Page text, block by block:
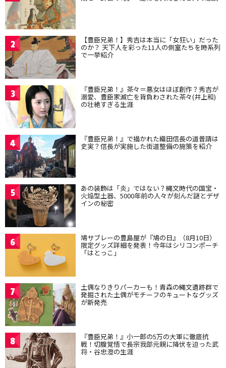
2 【豊臣兄弟！】秀吉は本当に「女狂い」だった
のか？ 天下人を彩った11人の側室たちを時系列
で一挙紹介
3 『豊臣兄弟！』茶々＝悪女はほぼ創作？秀吉が
溺愛、豊臣家滅亡を背負わされた茶々(井上和)
の壮絶すぎる生涯
4 『豊臣兄弟！』で描かれた織田信長の道普請は
史実？信長が実施した街道整備の施策を紹介
5 あの装飾は「炎」ではない？縄文時代の国宝・
火焔型土器、5000年前の人々が刻んだ謎とデザ
インの秘密
6 鳩サブレーの豊島屋が『鳩の日』（8月10日）
限定グッズ詳細を発表！今年はシリコンポーチ
「はとっこ」
7 土偶なりきりパーカーも！青森の縄文遺跡群で
発掘された土偶がモチーフのキュートなグッズ
が新発売
8 『豊臣兄弟！』小一郎の5万の大軍に徹底抗
戦！切腹覚悟で長宗我部元親に降伏を迫った武
将・谷忠澄の生涯